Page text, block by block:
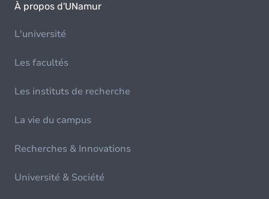
À propos d'UNamur
L'université
Les facultés
Les instituts de recherche
La vie du campus
Recherches & Innovations
Université & Société